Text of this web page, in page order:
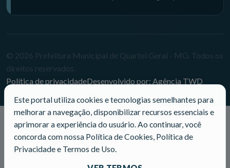
© 2026 Prefeitura Municipal de Quartel Geral - MG. Todos os
direitos reservados.
Política de privacidadeDesenvolvido por: Agência TWD
Este portal utiliza cookies e tecnologias semelhantes para
melhorar a navegação, disponibilizar recursos essenciais e
aprimorar a experiência do usuário. Ao continuar, você
concorda com nossa Política de Cookies, Política de
Privacidade e Termos de Uso.